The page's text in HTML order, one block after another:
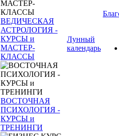
ВЕДИЧЕСКАЯ
АСТРОЛОГИЯ -
КУРСЫ и
МАСТЕР-
КЛАССЫ
ВОСТОЧНАЯ
ПСИХОЛОГИЯ -
КУРСЫ и
ТРЕНИНГИ
Лунный
календарь